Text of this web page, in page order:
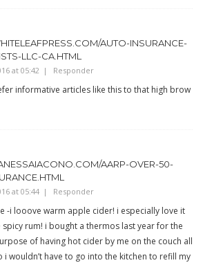
AUTO-INSURANCE-
LLC-CA.HTML
at 05:42 Responder
informative articles like this to that high brow
AARP-OVER-50-
at 05:44 Responder
-i looove warm apple cider! i especially love it
spicy rum! i bought a thermos last year for the
of having hot cider by me on the couch all
i wouldn’t have to go into the kitchen to refill my